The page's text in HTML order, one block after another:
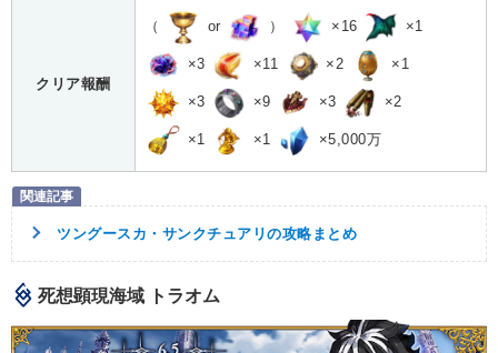
クリア報酬
（ or ） ×16 ×1
×3 ×11 ×2 ×1
×3 ×9 ×3 ×2
×1 ×1 ×5,000万
ツングースカ・サンクチュアリの攻略まとめ
死想顕現海域 トラオム